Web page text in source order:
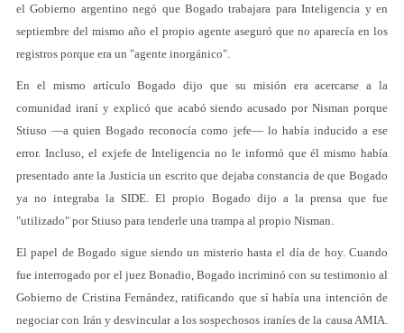
el Gobierno argentino negó que Bogado trabajara para Inteligencia y en
septiembre del mismo año el propio agente aseguró que no aparecía en los
registros porque era un "agente inorgánico".
En el mismo artículo Bogado dijo que su misión era acercarse a la
comunidad iraní y explicó que acabó siendo acusado por Nisman porque
Stiuso —a quien Bogado reconocía como jefe— lo había inducido a ese
error. Incluso, el exjefe de Inteligencia no le informó que él mismo había
presentado ante la Justicia un escrito que dejaba constancia de que Bogado
ya no integraba la SIDE. El propio Bogado dijo a la prensa que fue
"utilizado" por Stiuso para tenderle una trampa al propio Nisman.
El papel de Bogado sigue siendo un misterio hasta el día de hoy. Cuando
fue interrogado por el juez Bonadio, Bogado incriminó con su testimonio al
Gobierno de Cristina Fernández, ratificando que sí había una intención de
negociar con Irán y desvincular a los sospechosos iraníes de la causa AMIA.